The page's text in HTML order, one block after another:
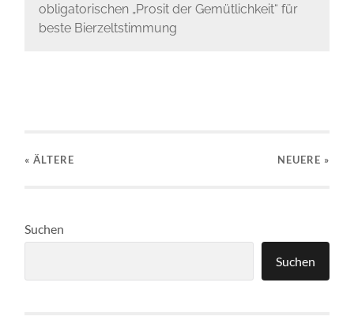
obligatorischen „Prosit der Gemütlichkeit“ für
beste Bierzeltstimmung
« ÄLTERE NEUERE »
Suchen
Suchen